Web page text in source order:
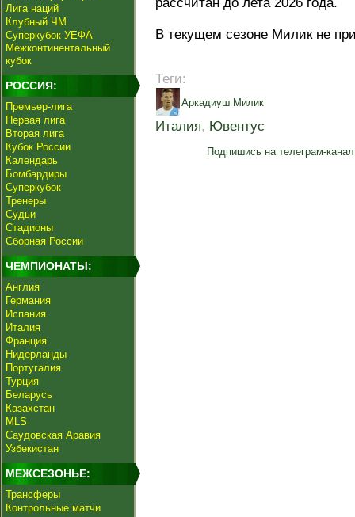
Лига наций
Клубный ЧМ
Суперкубок УЕФА
Межконтинентальный
кубок
РОССИЯ:
Премьер-лига
Первая лига
Вторая лига
Кубок России
Календарь
Бомбардиры
Суперкубок
Тренеры
Судьи
Стадионы
Сборная России
ЧЕМПИОНАТЫ:
Англия
Германия
Испания
Италия
Франция
Нидерланды
Португалия
Турция
Беларусь
Казахстан
MLS
Саудовская Аравия
Узбекистан
МЕЖСЕЗОНЬЕ:
Трансферы
Контрольные матчи
В текущем сезоне Милик не
Теги:
Аркадиуш Милик
Италия, Ювентус
Подпишись на телеграм-